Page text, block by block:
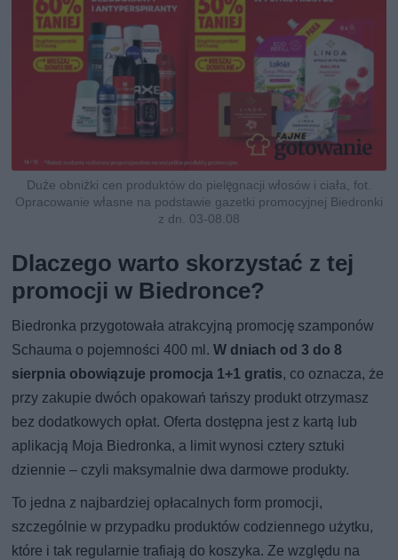
Duże obniżki cen produktów do pielęgnacji włosów i ciała, fot.
Opracowanie własne na podstawie gazetki promocyjnej Biedronki
z dn. 03-08.08
Dlaczego warto skorzystać z tej
promocji w Biedronce?
Biedronka przygotowała atrakcyjną promocję szamponów
Schauma o pojemności 400 ml.W dniach od 3 do 8
sierpnia obowiązuje promocja 1+1 gratis, co oznacza, że
przy zakupie dwóch opakowań tańszy produkt otrzymasz
bez dodatkowych opłat. Oferta dostępna jest z kartą lub
aplikacją Moja Biedronka, a limit wynosi cztery sztuki
dziennie – czyli maksymalnie dwa darmowe produkty.
To jedna z najbardziej opłacalnych form promocji,
szczególnie w przypadku produktów codziennego użytku,
które i tak regularnie trafiają do koszyka. Ze względu na